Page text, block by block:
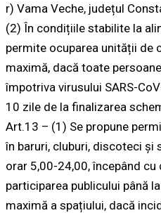
r) Vama Veche, județul
(2) În condițiile stabilite la
permite ocuparea unității de
maximă, dacă toate
împotriva virusului SARS-
10 zile de la finalizarea
Art.13 – (1) Se propune
în baruri, cluburi, discoteci și
orar 5,00-24,00, începând
participarea publicului până
maximă a spațiului, dacă